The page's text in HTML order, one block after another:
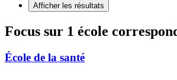
Afficher les résultats
Focus sur 1 école
École de la santé